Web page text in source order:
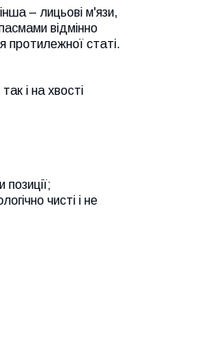
– лицьові м'язи,
відмінно
протилежної статі.
і на хвості
чисті і не